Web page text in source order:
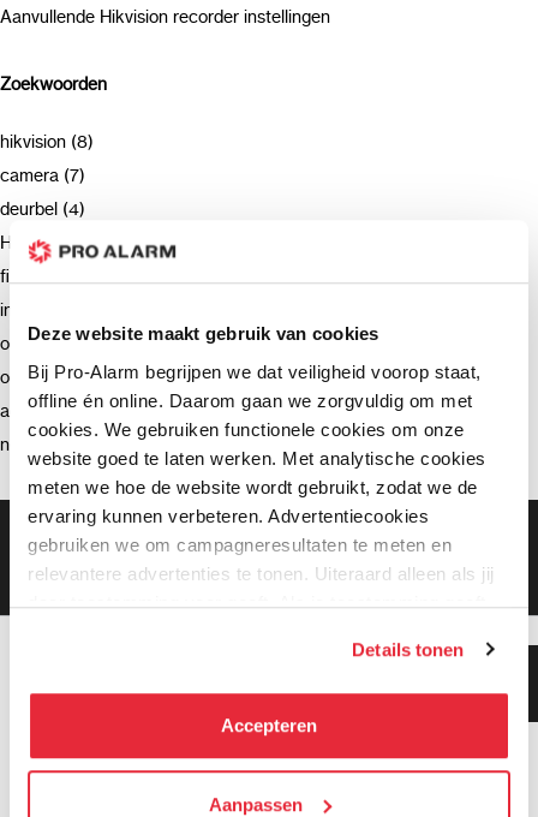
Deze website maakt gebruik van cookies
Bij Pro-Alarm begrijpen we dat veiligheid voorop staat,
offline én online. Daarom gaan we zorgvuldig om met
cookies. We gebruiken functionele cookies om onze
website goed te laten werken. Met analytische cookies
meten we hoe de website wordt gebruikt, zodat we de
ervaring kunnen verbeteren. Advertentiecookies
gebruiken we om campagneresultaten te meten en
relevantere advertenties te tonen. Uiteraard alleen als jij
daar toestemming voor geeft. Als je toestemming geeft,
kunnen deze gegevens combineren met informatie die zij
hebben verzameld via het gebruik van hun diensten. Je
kunt alle cookies accepteren, alleen noodzakelijke
We werken samen met21 derden
die uw gegevens
Details tonen
Accepteren
Aanpassen
Aanvullende Hikvision recorder instellingen
Zoekwoorden
hikvision (8)
camera (7)
deurbel (4)
Hikvision (3)
firmware (3)
installatie (2)
ondersteuning (2)
opnemen (2)
advies (2)
netwerkrecorder (2)
Gratis bezorging vanaf €99,-
Gratis retourneren binnen 90 dagen*
Klanten geven ons een 9.3 gemiddeld
gemiddeld!